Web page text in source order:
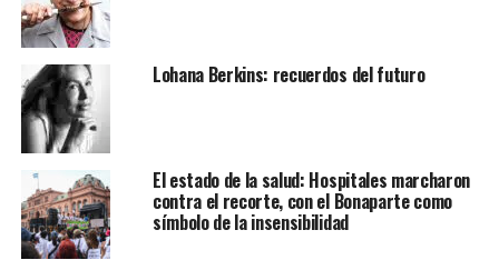
Lohana Berkins: recuerdos del futuro
El estado de la salud: Hospitales marcharon
contra el recorte, con el Bonaparte como
símbolo de la insensibilidad